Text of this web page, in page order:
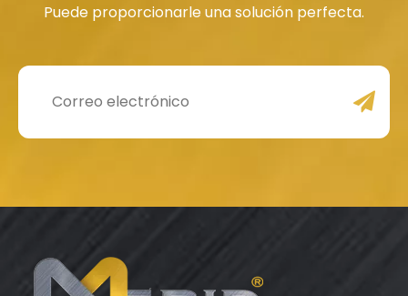
Puede proporcionarle una solución perfecta.